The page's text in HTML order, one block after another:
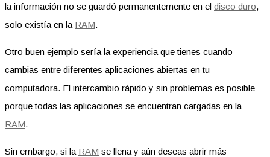
la información no se guardó permanentemente en el disco duro,
solo existía en la RAM.
Otro buen ejemplo sería la experiencia que tienes cuando
cambias entre diferentes aplicaciones abiertas en tu
computadora. El intercambio rápido y sin problemas es posible
porque todas las aplicaciones se encuentran cargadas en la
RAM.
Sin embargo, si la RAM se llena y aún deseas abrir más